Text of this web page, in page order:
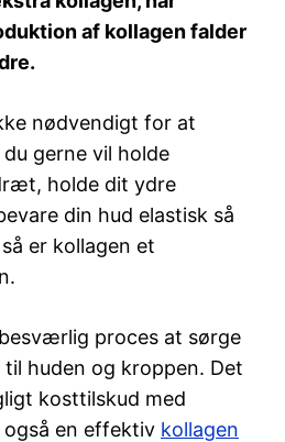
af kollagen falder
nødvendigt for at
gerne vil holde
holde dit ydre
din hud elastisk så
er kollagen et
proces at sørge
huden og kroppen. Det
kosttilskud med
også en effektiv kollagen